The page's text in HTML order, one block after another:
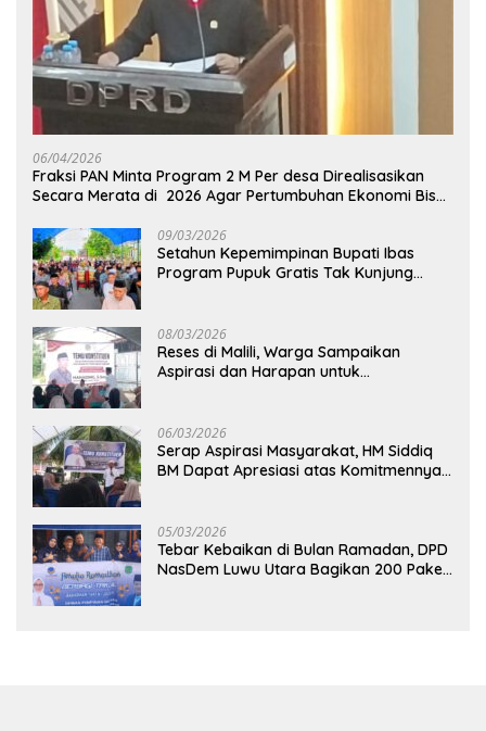
06/04/2026
Fraksi PAN Minta Program 2 M Per desa Direalisasikan
Secara Merata di 2026 Agar Pertumbuhan Ekonomi Bisa
09/03/2026
Setahun Kepemimpinan Bupati Ibas
Program Pupuk Gratis Tak Kunjung
08/03/2026
Reses di Malili, Warga Sampaikan
Aspirasi dan Harapan untuk
06/03/2026
Serap Aspirasi Masyarakat, HM Siddiq
BM Dapat Apresiasi atas Komitmennya
05/03/2026
Tebar Kebaikan di Bulan Ramadan, DPD
NasDem Luwu Utara Bagikan 200 Paket